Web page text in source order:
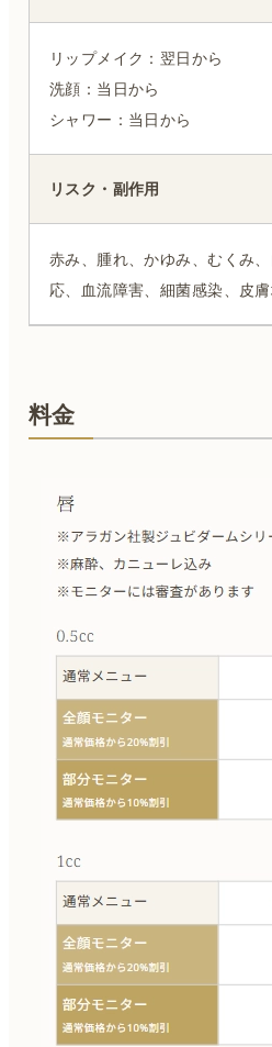
リップメイク：翌日から
洗顔：当日から
シャワー：当日から
リスク・副作用
赤み、腫れ、かゆみ、むくみ
応、血流障害、細菌感染、皮
料金